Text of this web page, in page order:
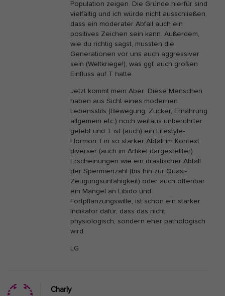
Population zeigen. Die Gründe hierfür sind
vielfältig und ich würde nicht ausschließen,
dass ein moderater Abfall auch ein
positives Zeichen sein kann. Außerdem,
wie du richtig sagst, mussten die
Generationen vor uns auch aggressiver
sein (Weltkriege!), was ggf. auch großen
Einfluss auf T hatte.
Jetzt kommt mein Aber: Diese Menschen
haben aus Sicht eines modernen
Lebensstils (Bewegung, Zucker, Ernährung
allgemein etc.) noch weitaus unberührter
gelebt und T ist (auch) ein Lifestyle-
Hormon. Ein so starker Abfall im Kontext
diverser (auch im Artikel dargestellter)
Erscheinungen wie ein drastischer Abfall
der Spermienzahl (bis hin zur Quasi-
Zeugungsunfähigkeit) oder auch offenbar
ein Mangel an Libido und
Fortpflanzungswille, ist schon ein starker
Indikator dafür, dass das nicht
physiologisch, sondern eher pathologisch
wird.
LG
Charly